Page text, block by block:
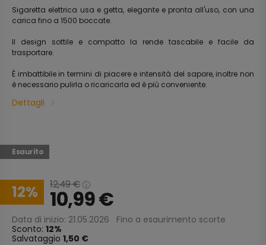
Sigaretta elettrica usa e getta, elegante e pronta all'uso, con una
carica fino a 1500 boccate.
Il design sottile e compatto la rende tascabile e facile da
trasportare.
È imbattibile in termini di piacere e intensità del sapore, inoltre non
è necessario pulirla o ricaricarla ed è più conveniente.
Dettagli
Esaurito
12 12,49€
10,99€
Data di inizio: 21.05.2026
Fino a esaurimento scorte
Sconto: 12
Salvataggio 1,50 €